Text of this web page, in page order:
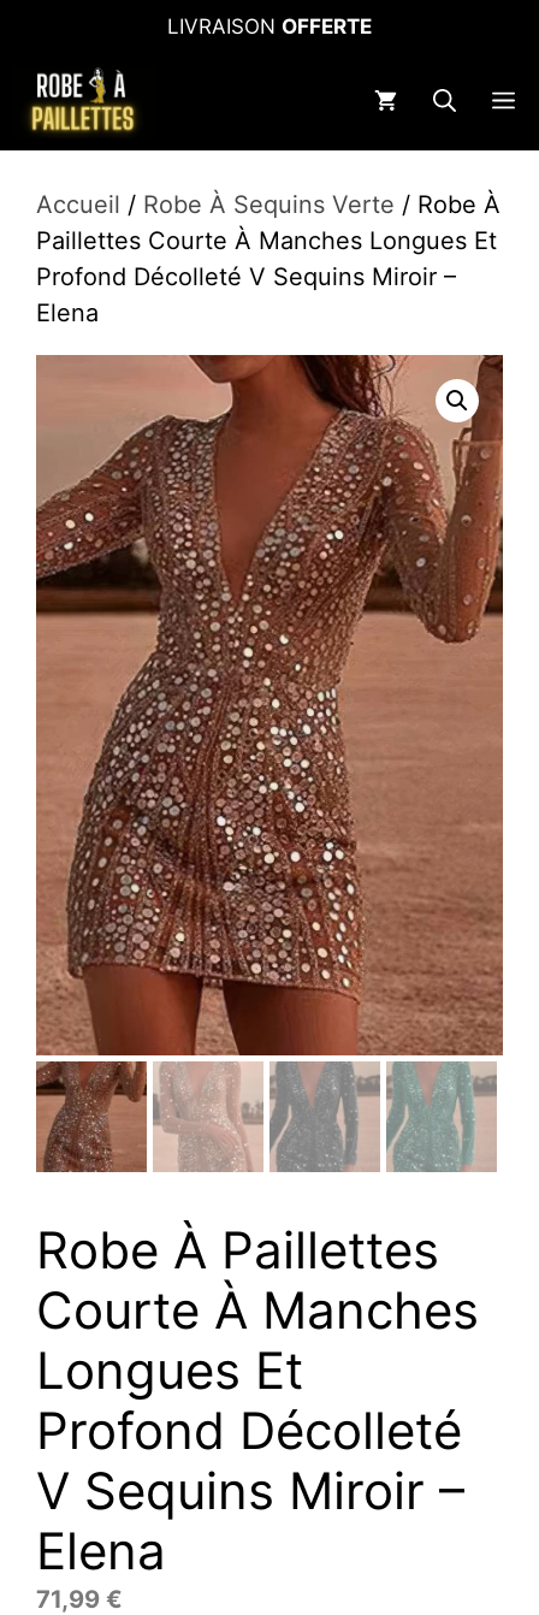
contenu
LIVRAISON OFFERTE
Accueil / Robe À Sequins Verte / Robe À
Paillettes Courte À Manches Longues Et
Profond Décolleté V Sequins Miroir –
Elena
Robe À Paillettes
Courte À Manches
Longues Et
Profond Décolleté
V Sequins Miroir –
Elena
71,99 €